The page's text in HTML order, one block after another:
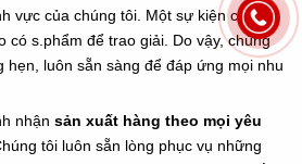
vực của chúng tôi. Một sự kiện chẳng
có s.phẩm để trao giải. Do vậy, chúng
hẹn, luôn sẵn sàng để đáp ứng mọi nhu
nhận sản xuất hàng theo mọi yêu
tôi luôn sẵn lòng phục vụ những